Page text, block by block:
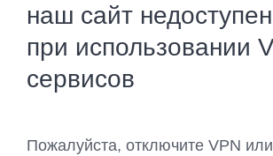
наш сайт недоступен
при использовании
сервисов
Пожалуйста, отключите VPN или